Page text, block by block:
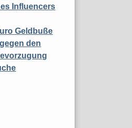
Influencers
Geldbuße
den